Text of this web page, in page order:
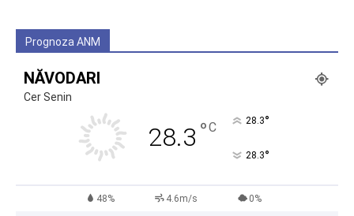
Prognoza ANM
NĂVODARI
Cer Senin
28.3 °C 28.3°
28.3°
48% 4.6m/s 0%